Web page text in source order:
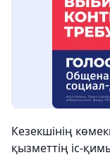
Кезекшінің
қызметтің іс-